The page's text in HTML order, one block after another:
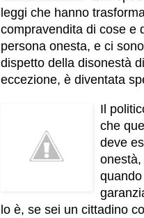
leggi che hanno
compravendita di cose e
persona onesta, e ci
dispetto della disonestà
eccezione, è diventata
Il
che
deve
lo è, se sei un cittadino